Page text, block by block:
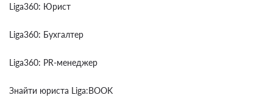
Liga360: Юрист
Liga360: Бухгалтер
Liga360: PR-менеджер
Знайти юриста Liga:BOOK